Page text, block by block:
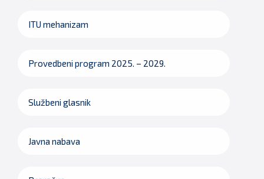
ITU mehanizam
Provedbeni program 2025. – 2029.
Službeni glasnik
Javna nabava